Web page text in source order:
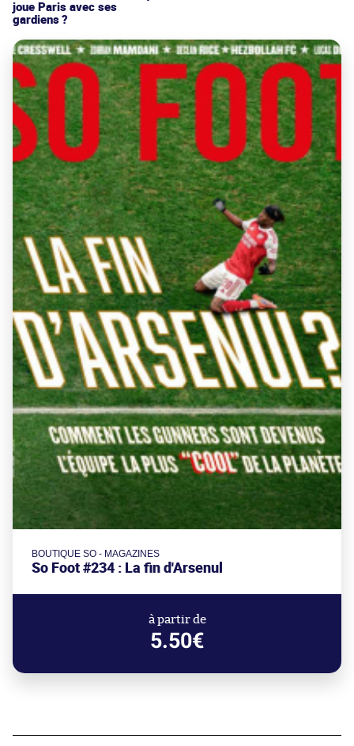
joue Paris avec ses
gardiens ?
BOUTIQUE SO - MAGAZINES
So Foot #234 : La fin d'Arsenul
à partir de
5.50€